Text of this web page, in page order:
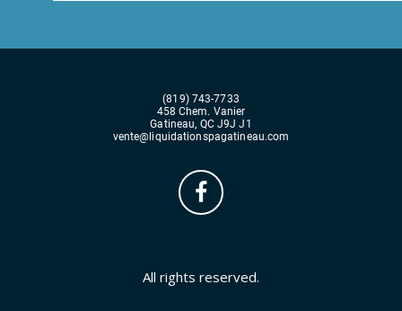
(819) 743-7733
458 Chem. Vanier
Gatineau, QC J9J J1
vente@liquidationspagatineau.com
All rights reserved.